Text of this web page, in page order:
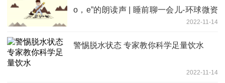
o，e”的朗读声 | 睡前聊一会儿-环球微资
2022-11-14
警惕脱水状态 专家教你科学足量饮水
2022-11-14